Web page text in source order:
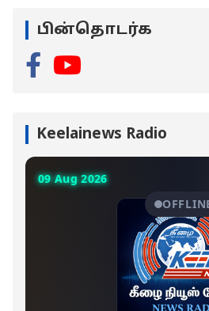
பின்தொடர்க
Keelainews Radio